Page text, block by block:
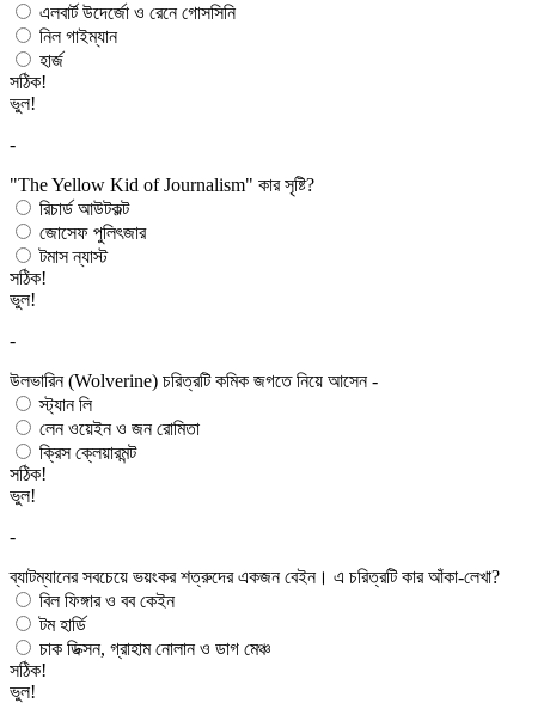
এলবার্ট উদের্জো ও রেনে গোসসিনি
নিল গাইম্যান
হার্জ
সঠিক!
ভুল!
-
"The Yellow Kid of Journalism" কার সৃষ্টি?
রিচার্ড আউটকল্ট
জোসেফ পুলিৎজার
টমাস ন্যাস্ট
সঠিক!
ভুল!
-
উলভারিন (Wolverine) চরিত্রটি কমিক জগতে নিয়ে আসেন -
স্ট্যান লি
লেন ওয়েইন ও জন রোমিতা
ক্রিস ক্লেয়ারমন্ট
সঠিক!
ভুল!
-
ব্যাটম্যানের সবচেয়ে ভয়ংকর শত্রুদের একজন বেইন। এ চরিত্রটি কার আঁকা-লেখা?
বিল ফিঙ্গার ও বব কেইন
টম হার্ডি
চাক ডিক্সন, গ্রাহাম নোলান ও ডাগ মেঞ্চ
সঠিক!
ভুল!